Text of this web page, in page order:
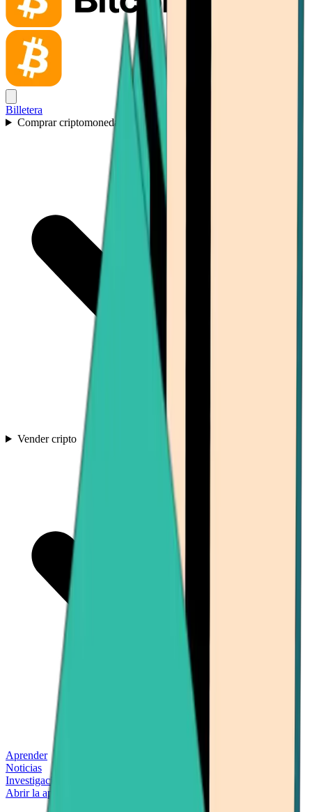
Billetera
Comprar criptomonedas
Vender cripto
Aprender
Noticias
Investigación
Abrir la aplicación